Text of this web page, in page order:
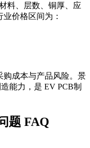
料、层数、铜厚、应
价格区间为：
购成本与产品风险。景
能力，是 EV PCB制
题 FAQ